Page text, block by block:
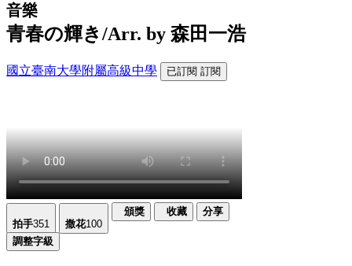
音樂
青春の輝き/Arr. by 森田一浩
國立臺南大學附屬高級中學 已訂閱 訂閱
拍手351 撒花100
頒獎 收藏 分享
調整字級